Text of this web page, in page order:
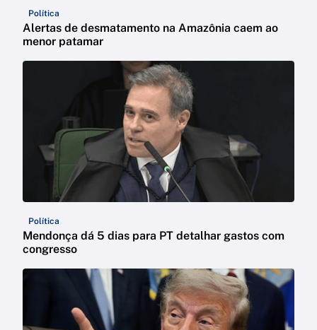
Política
Alertas de desmatamento na Amazônia caem ao
menor patamar
Política
Mendonça dá 5 dias para PT detalhar gastos com
congresso